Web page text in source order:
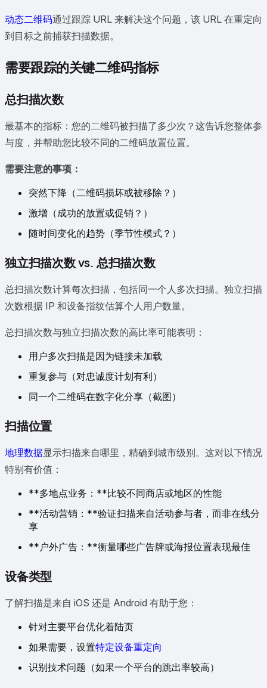
动态二维码通过跟踪 URL 来解决这个问题，该 URL 在重定向
到目标之前捕获扫描数据。
需要跟踪的关键二维码指标
总扫描次数
最基本的指标：您的二维码被扫描了多少次？这告诉您整体参
与度，并帮助您比较不同的二维码放置位置。
需要注意的事项：
突然下降（二维码损坏或被移除？）
激增（成功的放置或促销？）
随时间变化的趋势（季节性模式？）
独立扫描次数 vs. 总扫描次数
总扫描次数计算每次扫描，包括同一个人多次扫描。独立扫描
次数根据 IP 和设备指纹估算个人用户数量。
总扫描次数与独立扫描次数的高比率可能表明：
用户多次扫描是因为链接未加载
重复参与（对忠诚度计划有利）
同一个二维码在数字化分享（截图）
扫描位置
地理数据显示扫描来自哪里，精确到城市级别。这对以下情况
特别有价值：
**多地点业务：**比较不同商店或地区的性能
**活动营销：**验证扫描来自活动参与者，而非在线分
享
**户外广告：**衡量哪些广告牌或海报位置表现最佳
设备类型
了解扫描是来自 iOS 还是 Android 有助于您：
针对主要平台优化着陆页
如果需要，设置特定设备重定向
识别技术问题（如果一个平台的跳出率较高）